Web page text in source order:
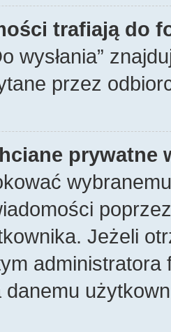
trafiają do
wysłania”
przez
prywatne
Jeżeli